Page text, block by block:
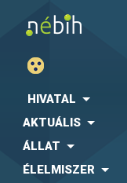
HIVATAL
AKTUÁLIS
ÁLLAT
ÉLELMISZER